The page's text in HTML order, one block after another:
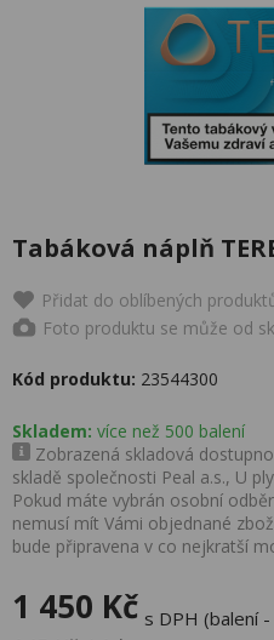
Tabáková náplň
Přidat do oblíbených
Foto produktu se může od
Kód produktu: 23544300
Skladem: více než 500 balení
Zobrazená skladová
skladě společnosti Peal a.s., U
Pokud máte vybrán osobní
nemusí mít Vámi objednané
bude připravena v co nejkratší
1 450 Kč s DPH (balení